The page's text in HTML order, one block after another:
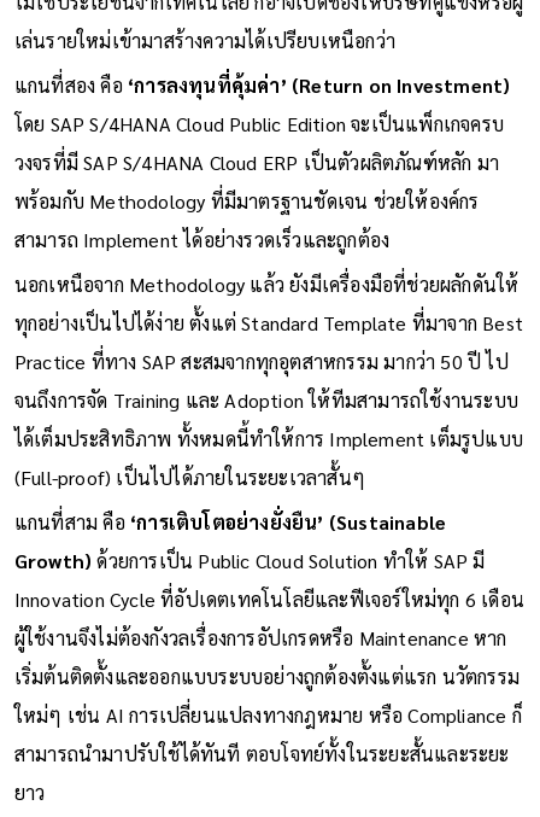
เล่นรายใหม่เข้ามาสร้างความได้เปรียบเหนือกว่า
แกนที่สอง คือ ‘การลงทุนที่คุ้มค่า’ (Return on Investment)
โดย SAP S/4HANA Cloud Public Edition จะเป็นแพ็กเกจครบ
วงจรที่มี SAP S/4HANA Cloud ERP เป็นตัวผลิตภัณฑ์หลัก มา
พร้อมกับ Methodology ที่มีมาตรฐานชัดเจน ช่วยให้องค์กร
สามารถ Implement ได้อย่างรวดเร็วและถูกต้อง
นอกเหนือจาก Methodology แล้ว ยังมีเครื่องมือที่ช่วยผลักดันให้
ทุกอย่างเป็นไปได้ง่าย ตั้งแต่ Standard Template ที่มาจาก Best
Practice ที่ทาง SAP สะสมจากทุกอุตสาหกรรม มากว่า 50 ปี ไป
จนถึงการจัด Training และ Adoption ให้ทีมสามารถใช้งานระบบ
ได้เต็มประสิทธิภาพ ทั้งหมดนี้ทำให้การ Implement เต็มรูปแบบ
(Full-proof) เป็นไปได้ภายในระยะเวลาสั้นๆ
แกนที่สาม คือ ‘การเติบโตอย่างยั่งยืน’ (Sustainable
Growth) ด้วยการเป็น Public Cloud Solution ทำให้ SAP มี
Innovation Cycle ที่อัปเดตเทคโนโลยีและฟีเจอร์ใหม่ทุก 6 เดือน
ผู้ใช้งานจึงไม่ต้องกังวลเรื่องการอัปเกรดหรือ Maintenance หาก
เริ่มต้นติดตั้งและออกแบบระบบอย่างถูกต้องตั้งแต่แรก นวัตกรรม
ใหม่ๆ เช่น AI การเปลี่ยนแปลงทางกฎหมาย หรือ Compliance ก็
สามารถนำมาปรับใช้ได้ทันที ตอบโจทย์ทั้งในระยะสั้นและระยะ
ยาว